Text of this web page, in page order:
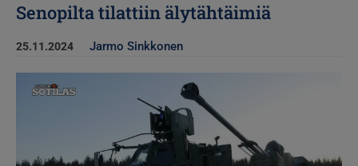
Senopilta tilattiin älytähtäimiä
25.11.2024 Jarmo Sinkkonen
Kuva